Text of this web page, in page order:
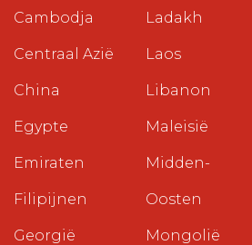
Cambodja
Centraal Azië
China
Egypte
Emiraten
Filipijnen
Georgië
Ladakh
Laos
Libanon
Maleisië
Midden-
Oosten
Mongolië